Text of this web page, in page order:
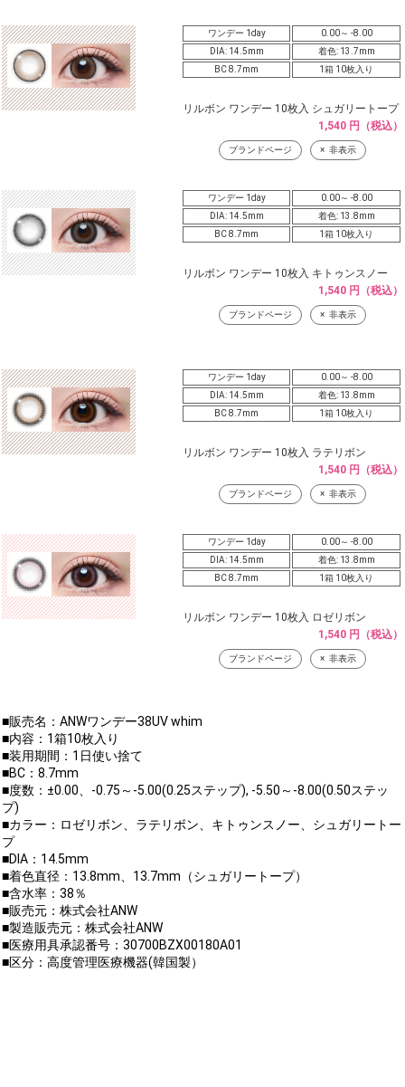
ワンデー 1day
0.00～ -8.00
DIA: 14.5mm
着色: 13.7mm
BC 8.7mm
1箱 10枚入り
リルボン ワンデー 10枚入 シュガリートープ
1,540 円（税込）
ブランドページ 非表示
ワンデー 1day
0.00～ -8.00
DIA: 14.5mm
着色: 13.8mm
BC 8.7mm
1箱 10枚入り
リルボン ワンデー 10枚入 キトゥンスノー
1,540 円（税込）
ブランドページ 非表示
ワンデー 1day
0.00～ -8.00
DIA: 14.5mm
着色: 13.8mm
BC 8.7mm
1箱 10枚入り
リルボン ワンデー 10枚入 ラテリボン
1,540 円（税込）
ブランドページ 非表示
ワンデー 1day
0.00～ -8.00
DIA: 14.5mm
着色: 13.8mm
BC 8.7mm
1箱 10枚入り
リルボン ワンデー 10枚入 ロゼリボン
1,540 円（税込）
ブランドページ 非表示
■販売名：ANWワンデー38UV whim
■内容：1箱10枚入り
■装用期間：1日使い捨て
■BC：8.7mm
■度数：±0.00、-0.75～-5.00(0.25ステップ), -5.50～-8.00(0.50ステッ
プ)
■カラー：ロゼリボン、ラテリボン、キトゥンスノー、シュガリートー
プ
■DIA：14.5mm
■着色直径：13.8mm、13.7mm（シュガリートープ）
■含水率：38％
■販売元：株式会社ANW
■製造販売元：株式会社ANW
■医療用具承認番号：30700BZX00180A01
■区分：高度管理医療機器(韓国製）